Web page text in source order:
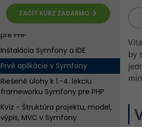
ZAČÍT KURZ ZADARMO
Úvod do Symfony frameworku
pre PHP
Inštalácia Symfony a IDE
Prvé aplikácie v Symfony
Riešené úlohy k 1.-4. lekciu
frameworku Symfony pre PHP
Kvíz - Štruktúra projektu, model,
výpis, MVC v Symfony
by